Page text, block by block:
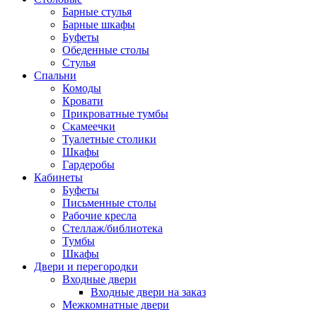
Барные стулья
Барные шкафы
Буфеты
Обеденные столы
Стулья
Спальни
Комоды
Кровати
Прикроватные тумбы
Скамеечки
Туалетные столики
Шкафы
Гардеробы
Кабинеты
Буфеты
Письменные столы
Рабочие кресла
Стеллаж/библиотека
Тумбы
Шкафы
Двери и перегородки
Входные двери
Входные двери на заказ
Межкомнатные двери